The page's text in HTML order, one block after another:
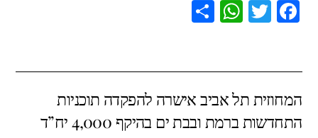
F
e
b
o
T
er
W
s
A
p
e
המחוזית תל אביב אישרה להפקדה תוכניות
התחדשות ברמת ובבת ים בהיקף 4,000 יח”ד